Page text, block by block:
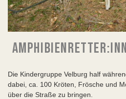
Die Kindergruppe Velburg half
dabei, ca. 100 Kröten, Frösche und
über die Straße zu bringen.